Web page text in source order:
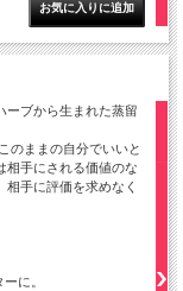
ーブから生まれた蒸留
のままの自分でいいと
相手にされる価値のな
手に評価を求めなく
に。